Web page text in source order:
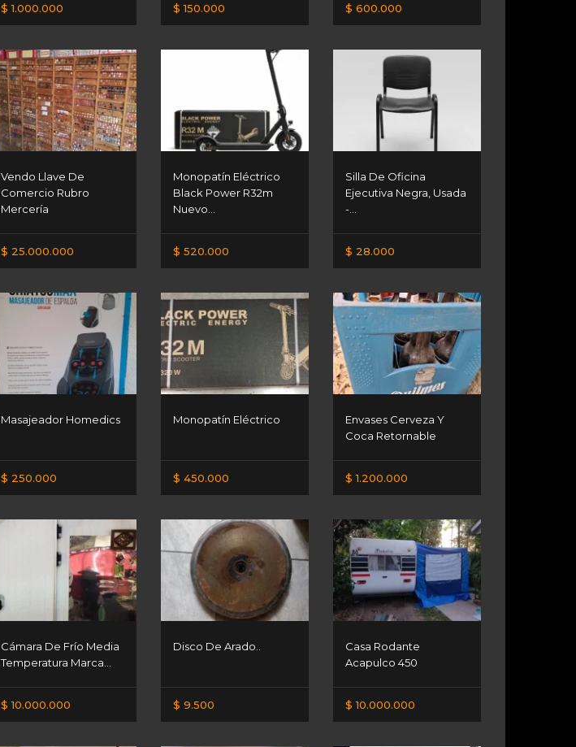
$ 1.000.000 $ 150.000 $ 600.000
Vendo Llave De
Comercio Rubro
Mercería
$ 25.000.000
Monopatín Eléctrico
Black Power R32m
Nuevo...
$ 520.000
Silla De Oficina
Ejecutiva Negra, Usada
-...
$ 28.000
Masajeador Homedics
$ 250.000
Monopatín Eléctrico
$ 450.000
Envases Cerveza Y
Coca Retornable
$ 1.200.000
Cámara De Frío Media
Temperatura Marca...
$ 10.000.000
Disco De Arado..
$ 9.500
Casa Rodante
Acapulco 450
$ 10.000.000